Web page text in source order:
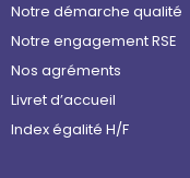
Notre démarche qualité
Notre engagement RSE
Nos agréments
Livret d’accueil
Index égalité H/F